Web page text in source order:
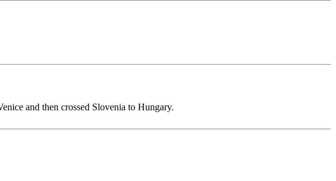
and then crossed Slovenia to Hungary.